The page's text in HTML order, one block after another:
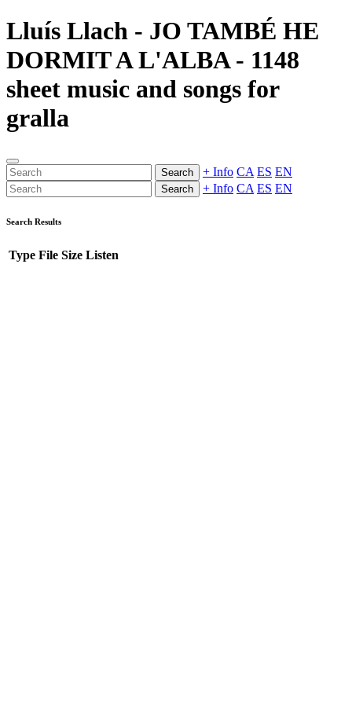
Lluís Llach - JO TAMBÉ HE
DORMIT A L'ALBA - 1148
sheet music and songs for
gralla
Search + Info CA ES EN
Search + Info CA ES EN
Search Results
Type File Size Listen